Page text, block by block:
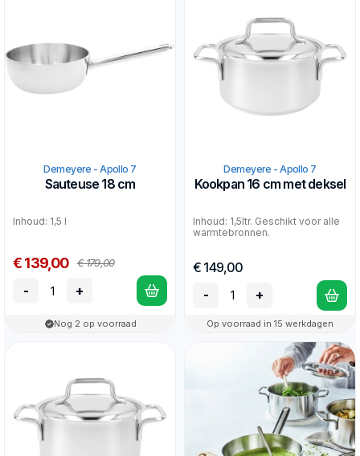
Demeyere - Apollo 7
Sauteuse 18 cm
Inhoud: 1,5 l
€ 139,00 € 179,00
- +
Nog 2 op voorraad
Demeyere - Apollo 7
Kookpan 16 cm met deksel
Inhoud: 1,5ltr. Geschikt voor alle
warmtebronnen.
€ 149,00
-
+
Op voorraad in 15 werkdagen